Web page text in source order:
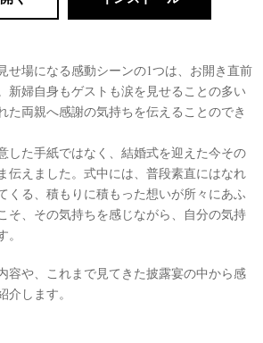
せ場になる感動シーンの1つは、お開き直前
新婦自身もゲストも涙を見せることの多い
た両親へ感謝の気持ちを伝えることのでき
した手紙ではなく、結婚式を迎えた今その
伝えました。式中には、普段素直にはなれ
くる、積もりに積もった想いが所々にあふ
そ、その気持ちを感じながら、自分の気持
容や、これまで見てきた披露宴の中から感
します。